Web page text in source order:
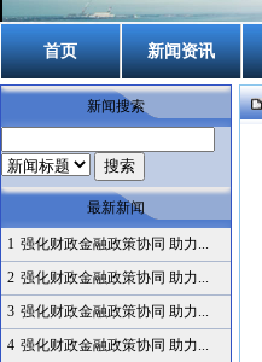
首页 新闻资讯
新闻搜索
最新新闻
1 强化财政金融政策协同 助力...
2 强化财政金融政策协同 助力...
3 强化财政金融政策协同 助力...
4 强化财政金融政策协同 助力...